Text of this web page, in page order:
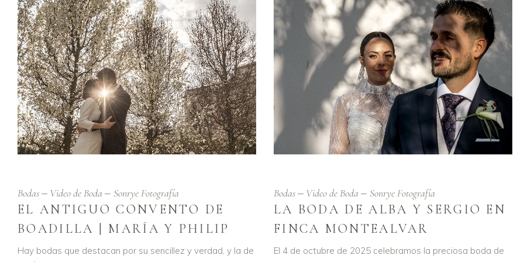
Bodas Video de Boda Sonrye Fotografía
EL ANTIGUO CONVENTO DE
BOADILLA | MARÍA Y PHILIP
Hay bodas que destacan por su sencillez y verdad, y la de
Bodas Video de Boda Sonrye Fotografía
LA BODA DE ALBA Y SERGIO EN
FINCA MONTEALVAR
El 4 de octubre de 2025 celebramos la preciosa boda de